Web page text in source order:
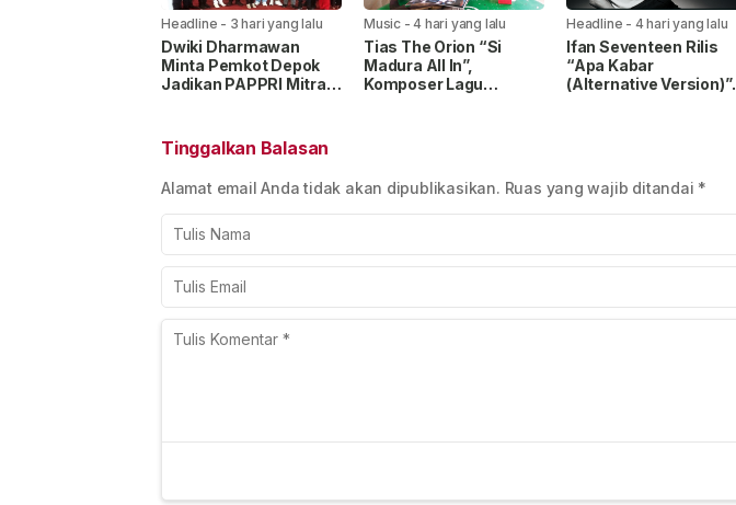
Headline - 3 hari yang lalu
Dwiki Dharmawan
Minta Pemkot Depok
Jadikan PAPPRI Mitra
Industri Musik
Music -4 hari yang lalu
Tias The Orion “Si
Madura All In”,
Komposer Lagu
Headline - 4 hari yang lalu
Ifan Seventeen Rilis
“Apa Kabar
(Alternative Version)”,
Tinggalkan Balasan
Alamat email Anda tidak akan dipublikasikan. Ruas yang wajib ditandai *